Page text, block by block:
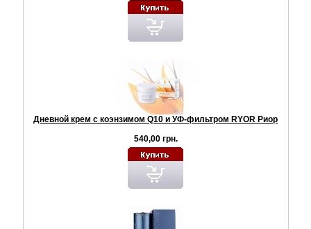
Дневной крем с коэнзимом Q10 и УФ-фильтром RYOR Риор
540,00 грн.